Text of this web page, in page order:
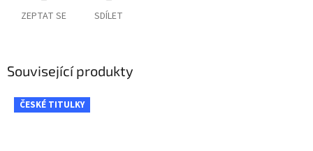
ZEPTAT SE SDÍLET
Související produkty
ČESKÉ TITULKY